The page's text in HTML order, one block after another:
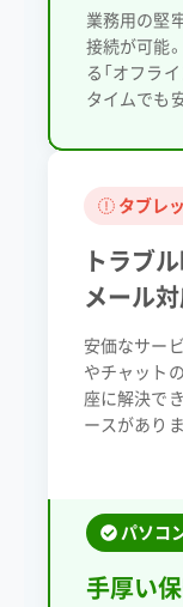
業務用の堅
接続が可能
る「オフラ
タイムでも
タブレ
トラブ
メール
安価なサー
やチャット
座に解決で
ースがありま
パソコ
手厚い